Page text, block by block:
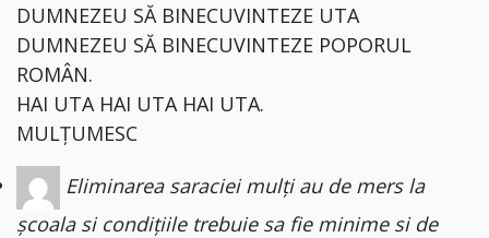
DUMNEZEU SĂ BINECUVINTEZE UTA
DUMNEZEU SĂ BINECUVINTEZE POPORUL
ROMÂN.
HAI UTA HAI UTA HAI UTA.
MULȚUMESC
Eliminarea saraciei mulți au de mers la
școala si condițiile trebuie sa fie minime si de